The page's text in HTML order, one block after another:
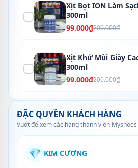
Xịt Bọt ION Làm
300ml
99.000₫200.000₫
Xịt Khử Mùi Giày
300ml
99.000₫200.000₫
ĐẶC QUYỀN KHÁCH HÀNG
Vuốt để xem các hạng thành viên Myshoes
💎 KIM CƯƠNG